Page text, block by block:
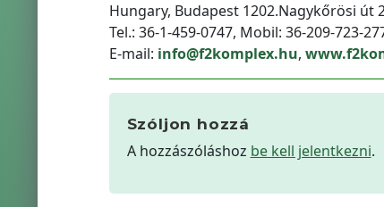
Hungary, Budapest 1202.Nagykőrösi út
Tel.: 36-1-459-0747, Mobil: 36-209-723-
E-mail: info@f2komplex.hu,
Szóljon hozzá
A hozzászóláshoz be kell jelentkezni.